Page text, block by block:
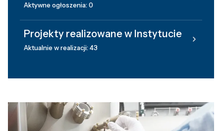
Aktywne ogłoszenia: 0
Projekty realizowane w Instytucie
Aktualnie w realizacji: 43